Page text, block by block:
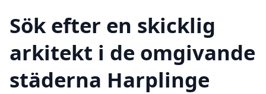
Sök efter en skicklig
arkitekt i de omgivande
städerna Harplinge